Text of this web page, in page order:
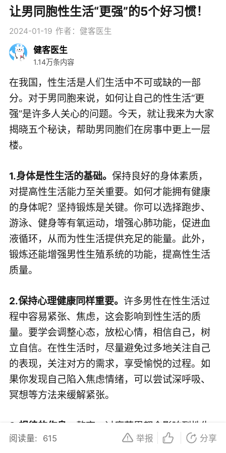
让男同胞性生活“更强”的5个好习惯！
2024-01-19 作者：健客医生
健客医生
1.14万条内容
在我国，性生活是人们生活中不可或缺的一部
分。对于男同胞来说，如何让自己的性生活“更
强”是许多人关心的问题。今天，就让我来为大家
揭晓五个秘诀，帮助男同胞们在房事中更上一层
楼。
1.身体是性生活的基础。 保持良好的身体素质，
对提高性生活能力至关重要。如何才能拥有健康
的身体呢？坚持锻炼是关键。你可以选择跑步、
游泳、健身等有氧运动，增强心肺功能，促进血
液循环，从而为性生活提供充足的能量。此外，
锻炼还能增强男性生殖系统的功能，提高性生活
质量。
2.保持心理健康同样重要。 许多男性在性生活过
程中容易紧张、焦虑，这会影响到性生活的质
量。要学会调整心态，放松心情，相信自己，树
立自信。在性生活时，尽量避免过多地关注自己
的表现，关注对方的需求，享受愉悦的过程。如
果你发现自己陷入焦虑情绪，可以尝试深呼吸、
冥想等方法来缓解紧张。
3.规律的作息。 熬夜、过度劳累都会影响到性生
活的表现。要保持良好的作息，充足的睡眠，以
阅读量: 615 举报 分享